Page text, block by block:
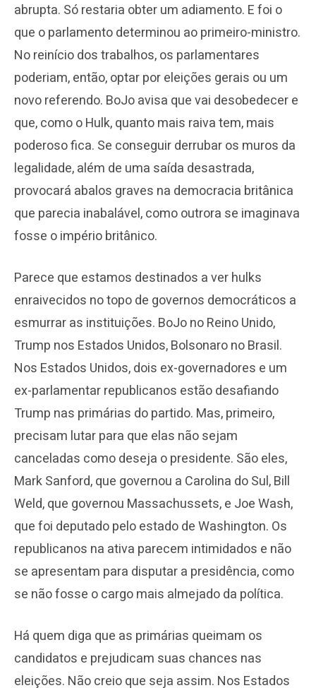
abrupta. Só restaria obter um adiamento. E foi o
que o parlamento determinou ao primeiro-ministro.
No reinício dos trabalhos, os parlamentares
poderiam, então, optar por eleições gerais ou um
novo referendo. BoJo avisa que vai desobedecer e
que, como o Hulk, quanto mais raiva tem, mais
poderoso fica. Se conseguir derrubar os muros da
legalidade, além de uma saída desastrada,
provocará abalos graves na democracia britânica
que parecia inabalável, como outrora se imaginava
fosse o império britânico.
Parece que estamos destinados a ver hulks
enraivecidos no topo de governos democráticos a
esmurrar as instituições. BoJo no Reino Unido,
Trump nos Estados Unidos, Bolsonaro no Brasil.
Nos Estados Unidos, dois ex-governadores e um
ex-parlamentar republicanos estão desafiando
Trump nas primárias do partido. Mas, primeiro,
precisam lutar para que elas não sejam
canceladas como deseja o presidente. São eles,
Mark Sanford, que governou a Carolina do Sul, Bill
Weld, que governou Massachussets, e Joe Wash,
que foi deputado pelo estado de Washington. Os
republicanos na ativa parecem intimidados e não
se apresentam para disputar a presidência, como
se não fosse o cargo mais almejado da política.
Há quem diga que as primárias queimam os
candidatos e prejudicam suas chances nas
eleições. Não creio que seja assim. Nos Estados